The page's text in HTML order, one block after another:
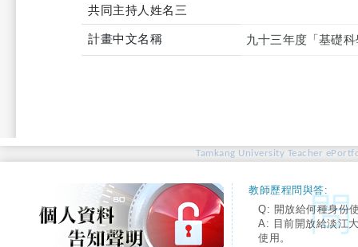
共同主持人姓名三
計畫中文名稱 九十三年度「基礎
Tamkang University Teacher
教師歷程問與答:
Q: 開放給何種身份
A: 目前開放給淡江
使用。